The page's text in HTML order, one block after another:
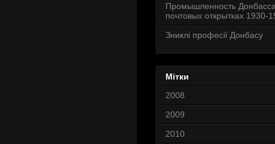
Промышленность
почтовых открытках 1930-
Зниклі професії Донбасу
Мітки
2008
2009
2010